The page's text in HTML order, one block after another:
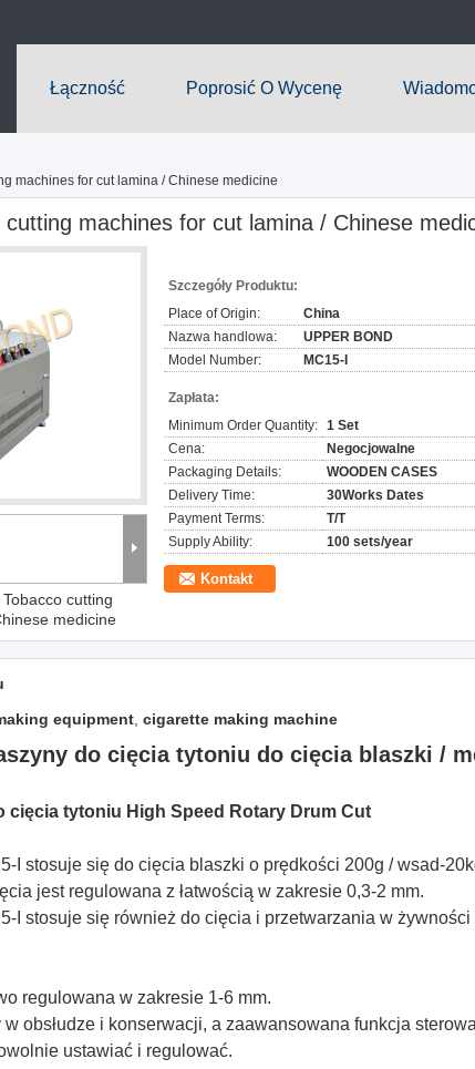
Łączność Poprosić O Wycenę
machines for cut lamina / Chinese medicine
machines for cut lamina / Chinese
cutting
medicine
Szczegóły Produktu:
Place of Origin:
China
Nazwa handlowa:
UPPER BOND
Model Number:
MC15-I
Zapłata:
Minimum Order Quantity: 1 Set
Cena:
Negocjowalne
Packaging Details:
WOODEN CASES
Delivery Time:
30Works Dates
Payment Terms:
T/T
Supply Ability:
100 sets/year
Kontakt
equipment cigarette making machine
do cięcia tytoniu do cięcia blaszki /
cięcia tytoniu High Speed ​​Rotary Drum Cut
I stosuje się do cięcia blaszki o prędkości 200g / wsad-
jest regulowana z łatwością w zakresie 0,3-2 mm.
I stosuje się również do cięcia i przetwarzania w
regulowana w zakresie 1-6 mm.
w obsłudze i konserwacji, a zaawansowana funkcja
ustawiać i regulować.